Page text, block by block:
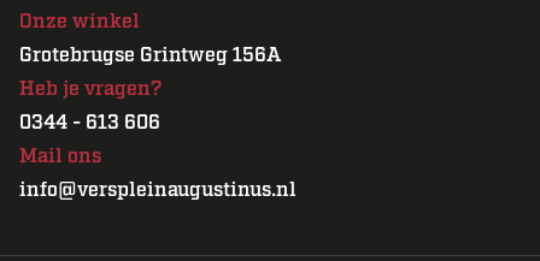
Onze winkel
Grotebrugse Grintweg 156A
Heb je vragen?
0344 - 613 606
Mail ons
info@verspleinaugustinus.nl